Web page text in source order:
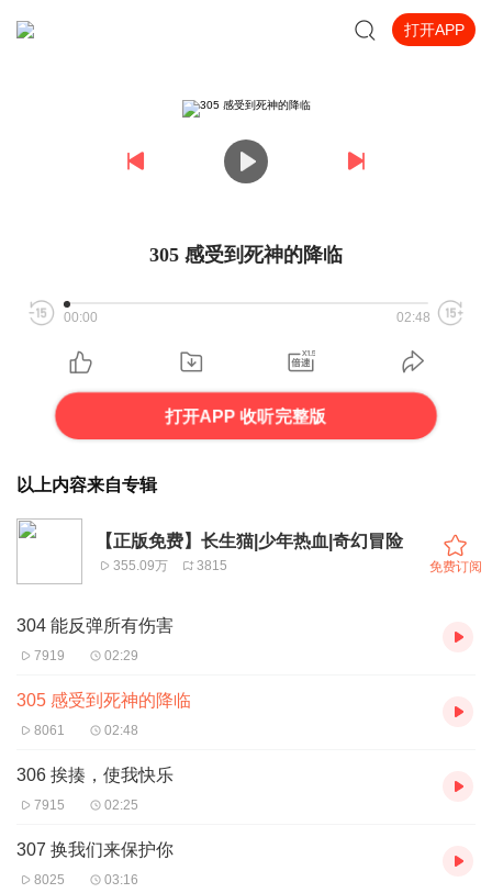
打开APP
305 感受到死神的降临
00:00 02:48
打开APP 收听完整版
以上内容来自专辑
【正版免费】长生猫|少年热血|奇幻冒险
355.09万 3815 免费订阅
304 能反弹所有伤害
7919 02:29
305 感受到死神的降临
8061 02:48
306 挨揍，使我快乐
7915 02:25
307 换我们来保护你
8025 03:16